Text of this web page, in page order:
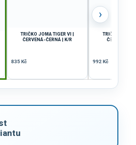
TRIČKO JOMA TIGER VI |
ČERVENÁ-ČERNÁ | K/R
835 Kč
TRIČKO JOMA
ČERVENÁ-
992 Kč
›